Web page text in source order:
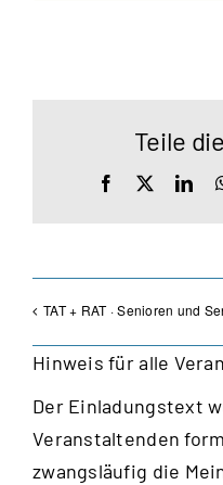
Teile
Facebook
TAT + RAT · Senioren und
Hinweis für alle
Der Einladungstext
Veranstaltenden
zwangsläufig die